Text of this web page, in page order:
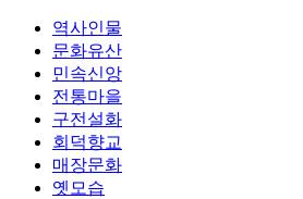
역사인물
문화유산
민속신앙
전통마을
구전설화
회덕향교
매장문화
옛모습